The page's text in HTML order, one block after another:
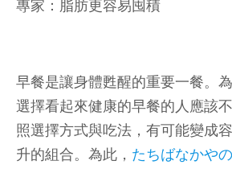
早餐是讓身體甦醒的重要一餐。
選擇看起來健康的早餐的人應該
照選擇方式與吃法，有可能變成
升的組合。為此， たちばなかやの